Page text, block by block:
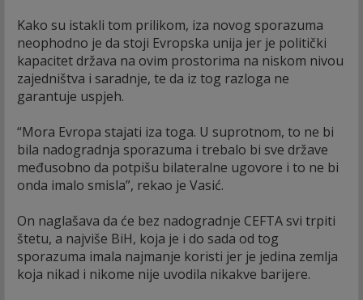
Kako su istakli tom prilikom, iza novog sporazuma
neophodno je da stoji Evropska unija jer je politički
kapacitet država na ovim prostorima na niskom nivou
zajedništva i saradnje, te da iz tog razloga ne
garantuje uspjeh.
“Mora Evropa stajati iza toga. U suprotnom, to ne bi
bila nadogradnja sporazuma i trebalo bi sve države
međusobno da potpišu bilateralne ugovore i to ne bi
onda imalo smisla”, rekao je Vasić.
On naglašava da će bez nadogradnje CEFTA svi trpiti
štetu, a najviše BiH, koja je i do sada od tog
sporazuma imala najmanje koristi jer je jedina zemlja
koja nikad i nikome nije uvodila nikakve barijere.